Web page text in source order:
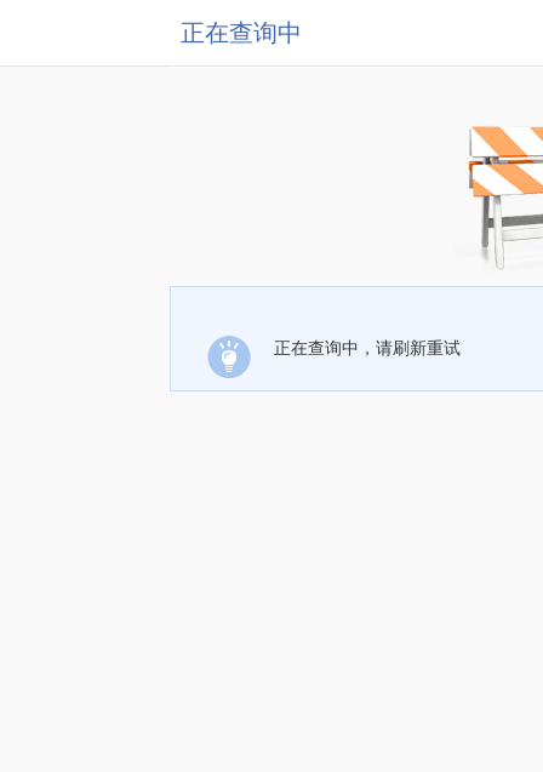
正在查询中
正在查询中，请刷新重试